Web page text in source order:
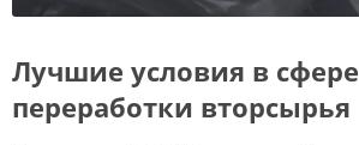
Лучшие условия в сфере
переработки вторсырья